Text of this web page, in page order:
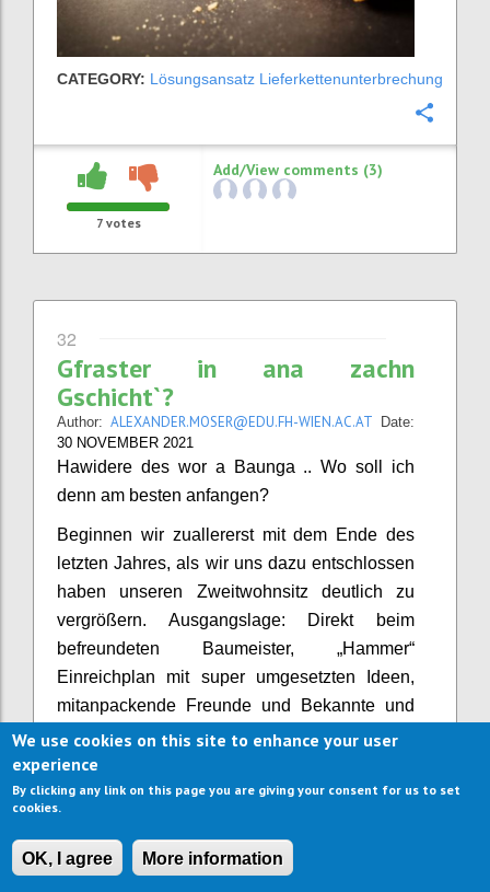
CATEGORY: Lösungsansatz Lieferkettenunterbrechung
7votes
Add/View comments (3)
32
Gfraster in ana zachn
Gschicht`?
Author: ALEXANDER.MOSER@EDU.FH-WIEN.AC.AT Date:
30 NOVEMBER 2021
Hawidere des wor a Baunga .. Wo soll ich
denn am besten anfangen?
Beginnen wir zuallererst mit dem Ende des
letzten Jahres, als wir uns dazu entschlossen
haben unseren Zweitwohnsitz deutlich zu
vergrößern. Ausgangslage: Direkt beim
befreundeten Baumeister, „Hammer“
Einreichplan mit super umgesetzten Ideen,
mitanpackende Freunde und Bekannte und
auch sonst (eigentlich) allerbeste Aussichten,
die diesem Großprojekt (eigentlich) einen
sehr raschen Baufortschritt versprechen
jetziges!, heuriges! Jahr komplett ready &
zwar mit Innenausbau, Außenputz,
We use cookies on this site to enhance your user
experience
By clicking any link on this page you are giving your consent for us to set
cookies.
OK, I agree More information